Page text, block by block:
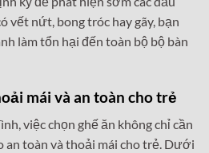
vết nứt, bong tróc hay gãy, bạn
làm tổn hại đến toàn bộ bộ bàn
mái và an toàn cho trẻ
việc chọn ghế ăn không chỉ cần
an toàn và thoải mái cho trẻ. Dưới